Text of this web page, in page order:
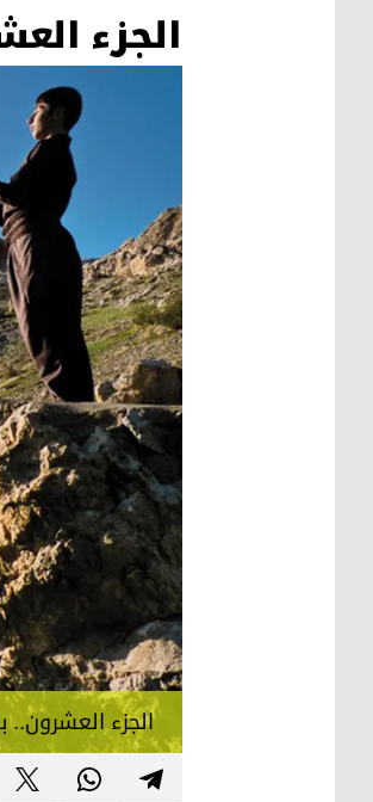
الجزء
الجزء العشرون..